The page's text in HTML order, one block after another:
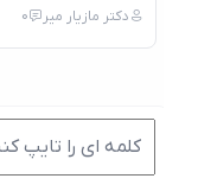
دکتر مازیار میر 0